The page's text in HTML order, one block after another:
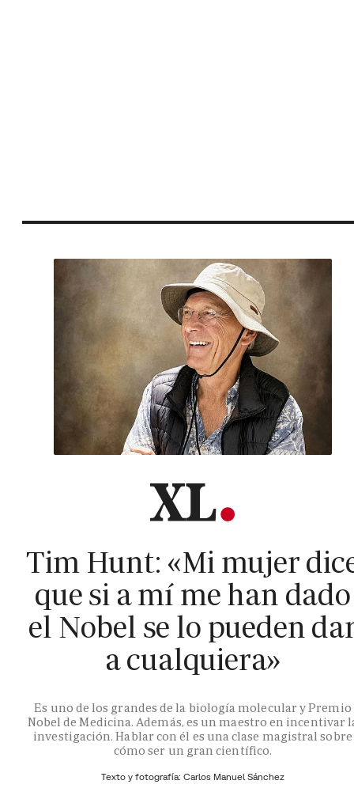
Tim Hunt: «Mi mujer
que si a mí me han dado
el Nobel se lo pueden
a cualquiera»
Es uno de los grandes de la biología molecular y Premio
Nobel de Medicina. Además, es un maestro en incentivar
investigación. Hablar con él es una clase magistral sobre
cómo ser un gran científico.
Texto y fotografía: Carlos Manuel Sánchez